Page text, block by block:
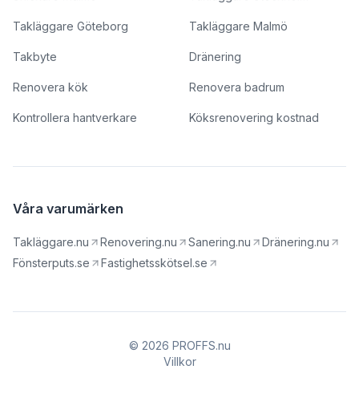
Takläggare Göteborg Takläggare Malmö
Takbyte Dränering
Renovera kök Renovera badrum
Kontrollera hantverkare Köksrenovering kostnad
Våra varumärken
Takläggare.nu Renovering.nu Sanering.nu
Dränering.nu
Fönsterputs.se
Fastighetsskötsel.se
© 2026 PROFFS.nu
Villkor